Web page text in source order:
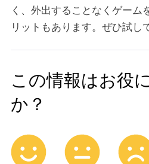
く、外出することなくゲーム
リットもあります。ぜひ試し
この情報はお役
か？